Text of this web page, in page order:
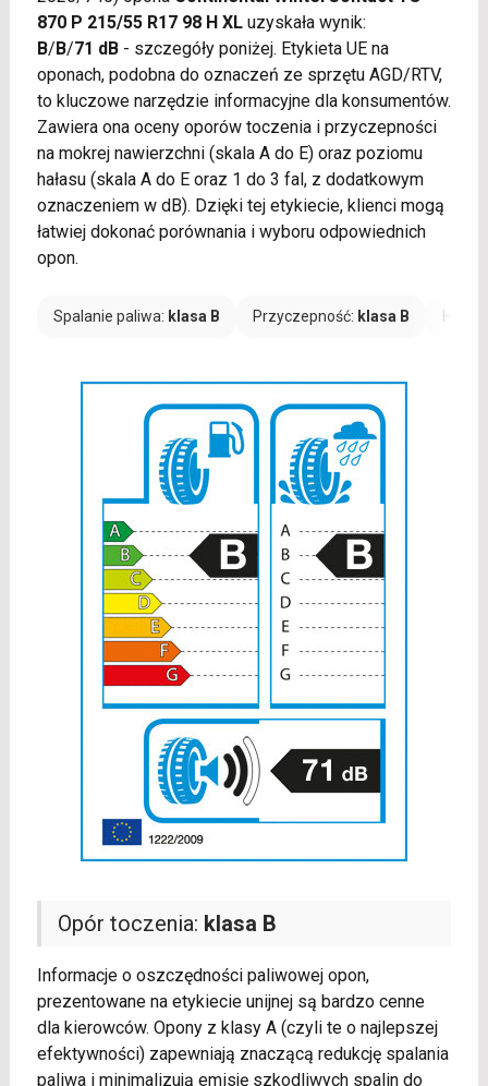
870 P 215/55 R17 98 H XLuzyskała wynik:
B/B/71 dB- szczegóły poniżej. Etykieta UE na
oponach, podobna do oznaczeń ze sprzętu AGD/RTV,
to kluczowe narzędzie informacyjne dla konsumentów.
Zawiera ona oceny oporów toczenia i przyczepności
na mokrej nawierzchni (skala A do E) oraz poziomu
hałasu (skala A do E oraz 1 do 3 fal, z dodatkowym
oznaczeniem w dB). Dzięki tej etykiecie, klienci mogą
łatwiej dokonać porównania i wyboru odpowiednich
opon.
Spalanie paliwa: klasa B Przyczepność: klasa B Hałas:
Opór toczenia: klasa B
Informacje o oszczędności paliwowej opon,
prezentowane na etykiecie unijnej są bardzo cenne
dla kierowców. Opony z klasy A (czyli te o najlepszej
efektywności) zapewniają znaczącą redukcję spalania
paliwa i minimalizują emisję szkodliwych spalin do